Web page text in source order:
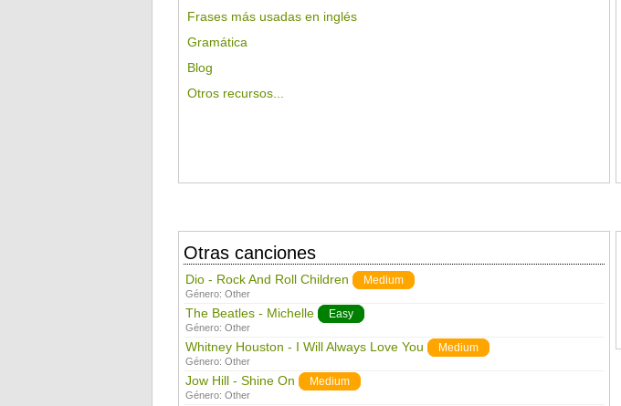
Frases más usadas en inglés
Gramática
Blog
Otros recursos...
Otras canciones
Dio - Rock And Roll Children Medium
Género: Other
The Beatles - Michelle Easy
Género: Other
Whitney Houston - I Will Always Love You Medium
Género: Other
Jow Hill - Shine On Medium
Género: Other